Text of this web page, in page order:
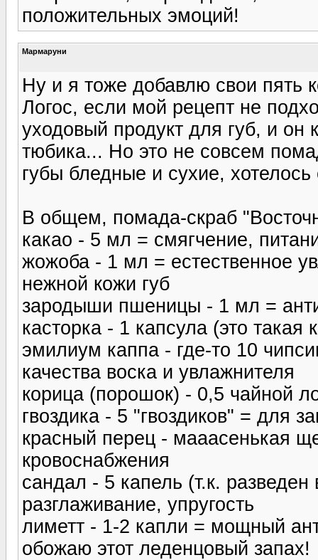
положительных эмоций!
Мармаруни
Ну и я тоже добавлю свои пять
Логос, если мой рецепт не
уходовый продукт для губ, и он
тюбика... Но это не совсем
губы бледные и сухие,
В общем, помада-скраб
какао - 5 мл = смягчение,
жожоба - 1 мл = естественное
нежной кожи губ
зародыши пшеницы - 1 мл =
касторка - 1 капсула (это такая
эмилиум каппа - где-то 10
качества воска и увлажнителя
корица (порошок) - 0,5 чайной
гвоздика - 5 "гвоздиков" = для
красный перец - мааасенькая
кровоснабжения
сандал - 5 капель (т.к.
разглаживание, упругость
лиметт - 1-2 капли = мощный
обожаю этот леденцовый запах!